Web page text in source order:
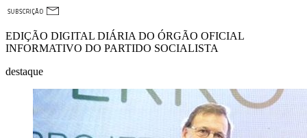
EDIÇÃO DIGITAL DIÁRIA DO ÓRGÃO OFICIAL
INFORMATIVO DO PARTIDO SOCIALISTA
destaque